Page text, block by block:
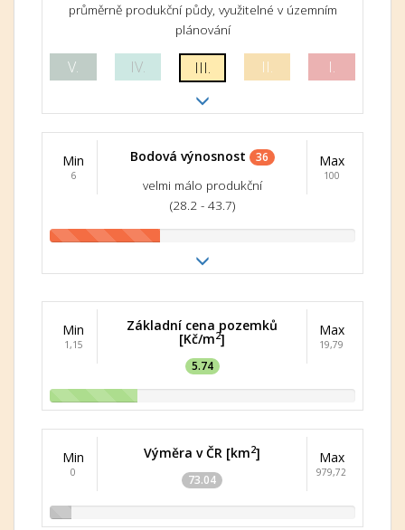
průměrně produkční půdy, využitelné v územním
plánování
V. IV. III. II. I.
Min
6
Bodová výnosnost 36
velmi málo produkční
(28.2 - 43.7)
Max
100
Min
1,15
Základní cena pozemků
[Kč/m2]
5.74
Max
19,79
Min
0
Výměra v ČR [km2]
73.04
Max
979,72